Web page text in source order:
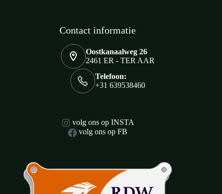
Contact informatie
Oostkanaalweg 26
2461 ER - TER AAR
Telefoon:
+31 639538460
volg ons op INSTA
volg ons op FB